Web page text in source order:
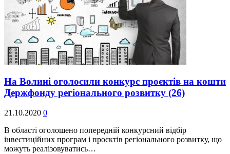
На Волині оголосили конкурс проєктів на кошти
Держфонду регіонального розвитку (26)
21.10.2020 0
В області оголошено попередній конкурсний відбір
інвестиційних програм і проєктів регіонального розвитку, що
можуть реалізовуватись…